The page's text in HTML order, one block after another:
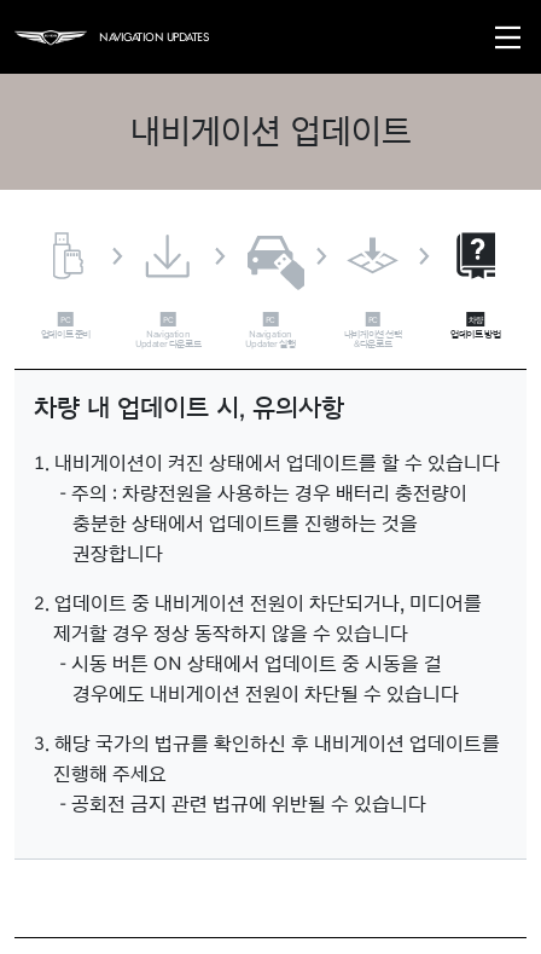
Navigation Updates
내비게이션 업데이트
업데이트 준비
Navigation
Updater 다운로드
Navigation
Updater 실행
내비게이션 선택
&다운로드
업데이트 방법
차량 내 업데이트 시, 유의사항
1. 내비게이션이 켜진 상태에서 업데이트를 할 수 있습니다
- 주의 : 차량전원을 사용하는 경우 배터리 충전량이
충분한 상태에서 업데이트를 진행하는 것을
권장합니다
2. 업데이트 중 내비게이션 전원이 차단되거나, 미디어를
제거할 경우 정상 동작하지 않을 수 있습니다
- 시동 버튼 ON 상태에서 업데이트 중 시동을 걸
경우에도 내비게이션 전원이 차단될 수 있습니다
3. 해당 국가의 법규를 확인하신 후 내비게이션 업데이트를
진행해 주세요
- 공회전 금지 관련 법규에 위반될 수 있습니다